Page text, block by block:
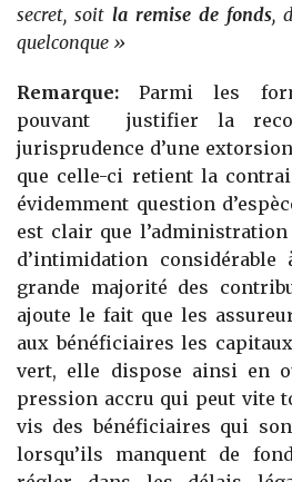
secret, soit la remise de fonds,
quelconque »
Remarque:Parmi les
pouvant justifier la
jurisprudence d’une
que celle-ci retient la
évidemment question
est clair que
d’intimidation
grande majorité des
ajoute le fait que les
aux bénéficiaires les
vert, elle dispose ainsi en
pression accru qui peut vite
vis des bénéficiaires qui
lorsqu’ils manquent de